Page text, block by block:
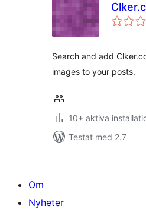
Search and add
images to your posts.
10+ aktiva
Testat med 2.7
Om
Nyheter